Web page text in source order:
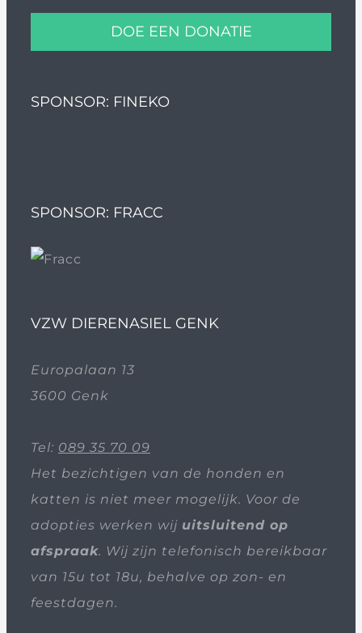
DOE EEN DONATIE
SPONSOR: FINEKO
SPONSOR: FRACC
VZW DIERENASIEL GENK
Europalaan 13
3600 Genk
Tel: 089 35 70 09
Het bezichtigen van de honden en
katten is niet meer mogelijk. Voor de
adopties werken wij uitsluitend op
afspraak. Wij zijn telefonisch bereikbaar
van 15u tot 18u, behalve op zon- en
feestdagen.